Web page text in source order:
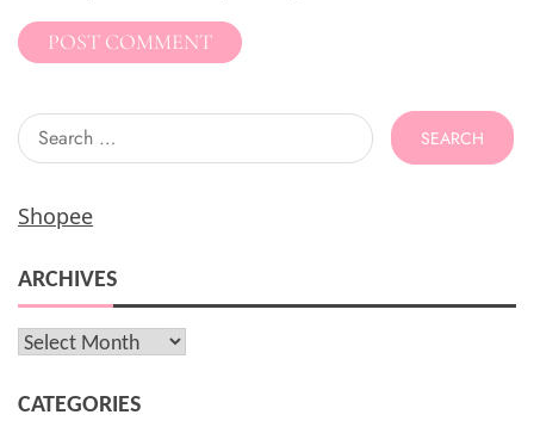
Search
for:
Shopee
ARCHIVES
Archives
CATEGORIES